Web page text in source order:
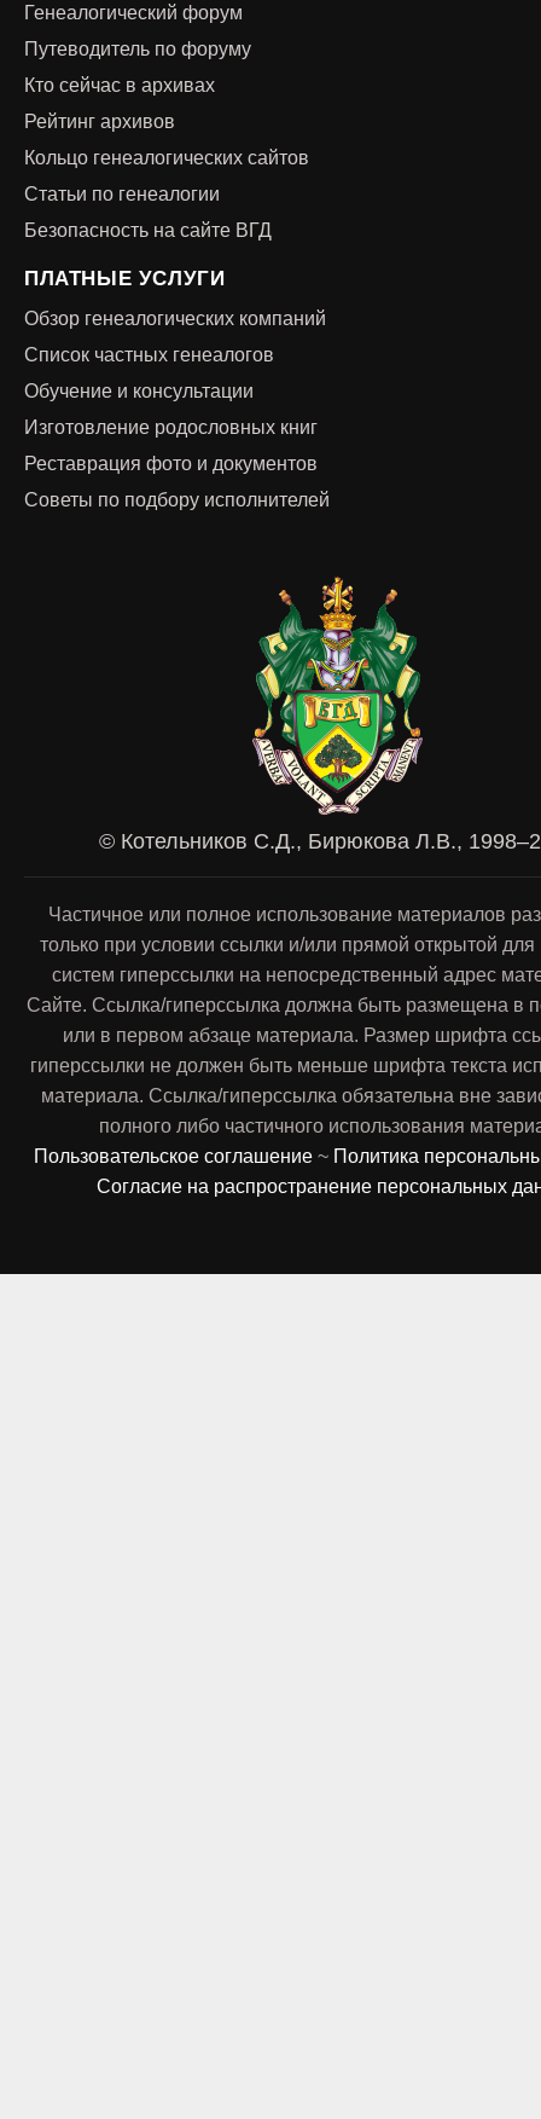
Генеалогический форум
Путеводитель по форуму
Кто сейчас в архивах
Рейтинг архивов
Кольцо генеалогических сайтов
Статьи по генеалогии
Безопасность на сайте ВГД
ПЛАТНЫЕ УСЛУГИ
Обзор генеалогических компаний
Список частных генеалогов
Обучение и консультации
Изготовление родословных книг
Реставрация фото и документов
Советы по подбору исполнителей
© Котельников С.Д., Бирюкова Л.В.,
Частичное или полное использование материалов
только при условии ссылки и/или прямой открытой
систем гиперссылки на непосредственный адрес
Сайте. Ссылка/гиперссылка должна быть размещена в
или в первом абзаце материала. Размер шрифта
гиперссылки не должен быть меньше шрифта текста
материала. Ссылка/гиперссылка обязательна вне
полного либо частичного использования
Пользовательское соглашение ~ Политика
Согласие на распространение персональных